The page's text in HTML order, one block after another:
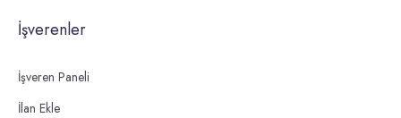
İşverenler
İşveren Paneli
İlan Ekle